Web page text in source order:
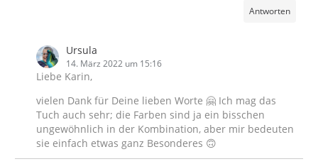
Antworten
Ursula
14. März 2022 um 15:16
Liebe Karin,
vielen Dank für Deine lieben Worte 🤗 Ich mag das
Tuch auch sehr; die Farben sind ja ein bisschen
ungewöhnlich in der Kombination, aber mir bedeuten
sie einfach etwas ganz Besonderes 🙃